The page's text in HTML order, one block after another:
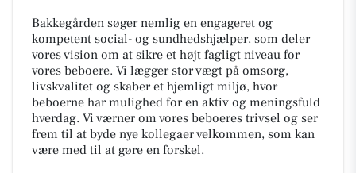
Bakkegården søger nemlig en engageret og
kompetent social- og sundhedshjælper, som deler
vores vision om at sikre et højt fagligt niveau for
vores beboere. Vi lægger stor vægt på omsorg,
livskvalitet og skaber et hjemligt miljø, hvor
beboerne har mulighed for en aktiv og meningsfuld
hverdag. Vi værner om vores beboeres trivsel og ser
frem til at byde nye kollegaer velkommen, som kan
være med til at gøre en forskel.